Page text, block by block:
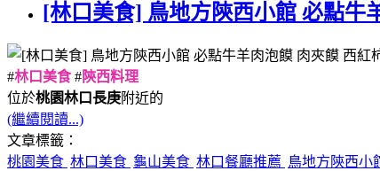
[林口美食] 鳥地方陝西小館 必點牛
#林口美食#陝西料理
位於桃園林口長庚附近的
(繼續閱讀...)
文章標籤：
桃園美食 林口美食 龜山美食 林口餐廳推薦 鳥地方陝西小